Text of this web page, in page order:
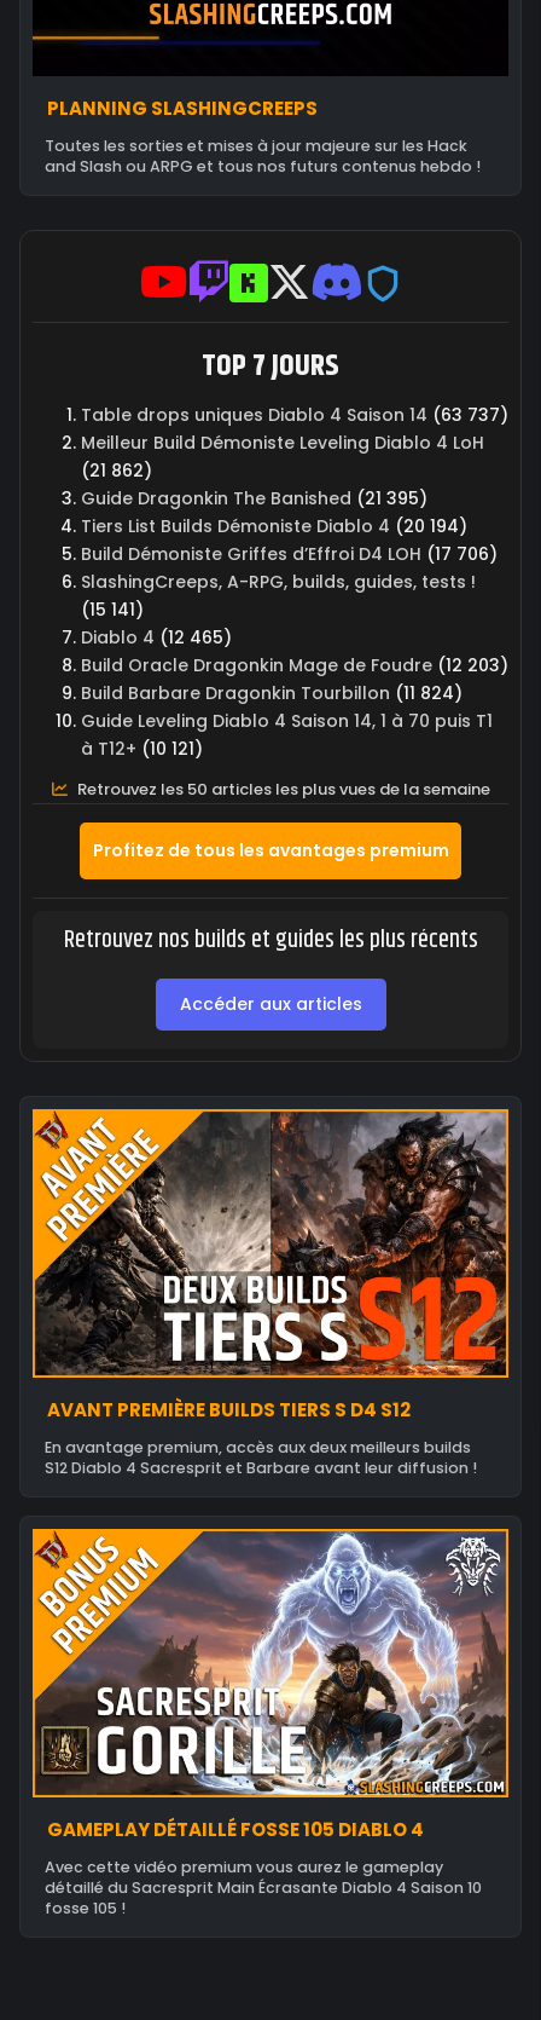
PLANNING SLASHINGCREEPS
Toutes les sorties et mises à jour majeure sur les Hack
and Slash ou ARPG et tous nos futurs contenus hebdo !
TOP 7 JOURS
Table drops uniques Diablo 4 Saison 14 (63 737)
Meilleur Build Démoniste Leveling Diablo 4 LoH
(21 862)
Guide Dragonkin The Banished (21 395)
Tiers List Builds Démoniste Diablo 4 (20 194)
Build Démoniste Griffes d’Effroi D4 LOH (17 706)
SlashingCreeps, A-RPG, builds, guides, tests !
(15 141)
Diablo 4 (12 465)
Build Oracle Dragonkin Mage de Foudre (12 203)
Build Barbare Dragonkin Tourbillon (11 824)
Guide Leveling Diablo 4 Saison 14, 1 à 70 puis T1
à T12+ (10 121)
Retrouvez les 50 articles les plus vues de la semaine
Profitez de tous les avantages premium
Retrouvez nos builds et guides les plus récents
Accéder aux articles
AVANT PREMIÈRE BUILDS TIERS S D4 S12
En avantage premium, accès aux deux meilleurs builds
S12 Diablo 4 Sacresprit et Barbare avant leur diffusion !
GAMEPLAY DÉTAILLÉ FOSSE 105 DIABLO 4
Avec cette vidéo premium vous aurez le gameplay
détaillé du Sacresprit Main Écrasante Diablo 4 Saison 10
fosse 105 !